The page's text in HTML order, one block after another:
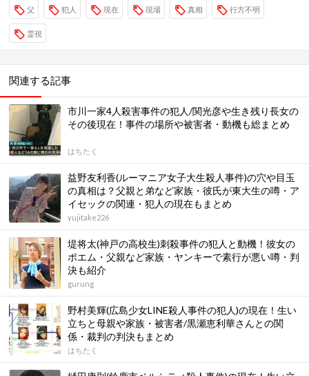
父 犯人 現在 現場 真相 行方不明
霊視
関連する記事
市川一家4人殺害事件の犯人/関光彦や生き残り長女の
その後現在！事件の場所や被害者・動機も総まとめ
はちたく
益野友利香(ルーマニア女子大生殺人事件)の穴や目玉
の真相は？父親と弟など家族・彼氏が東大生の噂・ア
イセックの関連・犯人の現在もまとめ
yujitake226
堤将太(神戸の高校生)刺殺事件の犯人と動機！彼女の
ポエム・父親など家族・ヤンキーで素行が悪い噂・判
決も紹介
gurung
野村美輝(広島少女LINE殺人事件の犯人)の現在！生い
立ちと母親や家族・被害者/黒瀬恵利華さんとの関
係・裁判の判決もまとめ
はちたく